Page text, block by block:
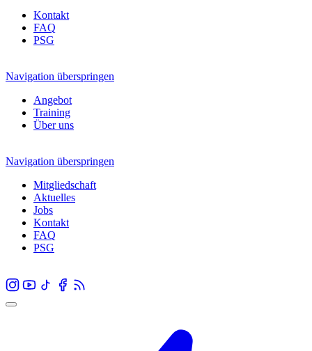
Kontakt
FAQ
PSG
Navigation überspringen
Angebot
Training
Über uns
Navigation überspringen
Mitgliedschaft
Aktuelles
Jobs
Kontakt
FAQ
PSG